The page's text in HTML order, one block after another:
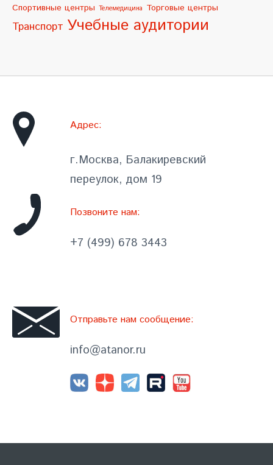
Спортивные центры Телемедицина Торговые центры
Транспорт Учебные аудитории
Адрес:
г.Москва, Балакиревский
переулок, дом 19
Позвоните нам:
+7 (499) 678 3443
Отправьте нам сообщение:
info@atanor.ru